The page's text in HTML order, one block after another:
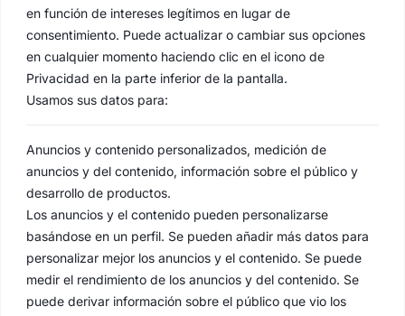
en función de intereses legítimos en lugar de
consentimiento. Puede actualizar o cambiar sus opciones
en cualquier momento haciendo clic en el icono de
Privacidad en la parte inferior de la pantalla.
Usamos sus datos para:
Anuncios y contenido personalizados, medición de
anuncios y del contenido, información sobre el público y
desarrollo de productos.
Los anuncios y el contenido pueden personalizarse
basándose en un perfil. Se pueden añadir más datos para
personalizar mejor los anuncios y el contenido. Se puede
medir el rendimiento de los anuncios y del contenido. Se
puede derivar información sobre el público que vio los